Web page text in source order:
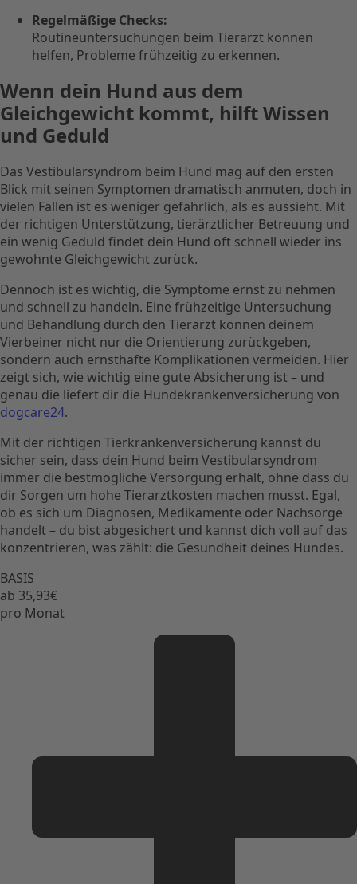
Regelmäßige Checks:
Routineuntersuchungen beim Tierarzt können
helfen, Probleme frühzeitig zu erkennen.
Wenn dein Hund aus dem
Gleichgewicht kommt, hilft Wissen
und Geduld
Das Vestibularsyndrom beim Hund mag auf den ersten
Blick mit seinen Symptomen dramatisch anmuten, doch in
vielen Fällen ist es weniger gefährlich, als es aussieht. Mit
der richtigen Unterstützung, tierärztlicher Betreuung und
ein wenig Geduld findet dein Hund oft schnell wieder ins
gewohnte Gleichgewicht zurück.
Dennoch ist es wichtig, die Symptome ernst zu nehmen
und schnell zu handeln. Eine frühzeitige Untersuchung
und Behandlung durch den Tierarzt können deinem
Vierbeiner nicht nur die Orientierung zurückgeben,
sondern auch ernsthafte Komplikationen vermeiden. Hier
zeigt sich, wie wichtig eine gute Absicherung ist – und
genau die liefert dir die Hundekrankenversicherung von
dogcare24.
Mit der richtigen Tierkrankenversicherung kannst du
sicher sein, dass dein Hund beim Vestibularsyndrom
immer die bestmögliche Versorgung erhält, ohne dass du
dir Sorgen um hohe Tierarztkosten machen musst. Egal,
ob es sich um Diagnosen, Medikamente oder Nachsorge
handelt – du bist abgesichert und kannst dich voll auf das
konzentrieren, was zählt: die Gesundheit deines Hundes.
BASIS
ab 35,93€
pro Monat